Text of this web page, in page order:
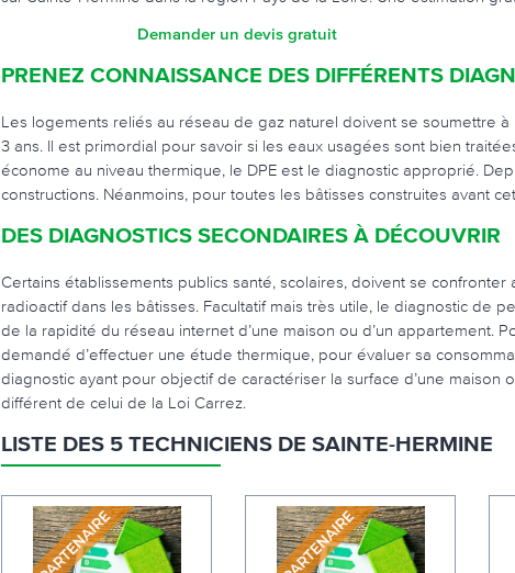
Demander un devis gratuit
PRENEZ CONNAISSANCE DES DIFFÉRENTS
Les logements reliés au réseau de gaz naturel doivent se soumettre
3 ans. Il est primordial pour savoir si les eaux usagées sont bien
économe au niveau thermique, le DPE est le diagnostic approprié.
constructions. Néanmoins, pour toutes les bâtisses construites avant
DES DIAGNOSTICS SECONDAIRES À DÉCOUVRIR
Certains établissements publics santé, scolaires, doivent se
radioactif dans les bâtisses. Facultatif mais très utile, le diagnostic de
de la rapidité du réseau internet d’une maison ou d’un appartement.
demandé d’effectuer une étude thermique, pour évaluer sa
diagnostic ayant pour objectif de caractériser la surface d’une maison
différent de celui de la Loi Carrez.
LISTE DES 5 TECHNICIENS DE SAINTE-HERMINE